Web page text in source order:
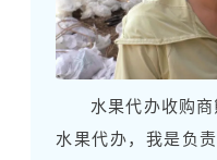
水果代办收购
水果代办，我是负